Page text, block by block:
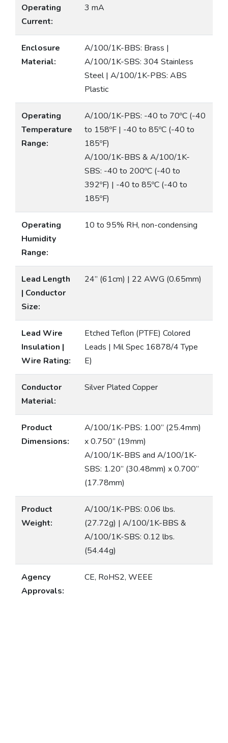
Operating
Current:
3 mA
Enclosure
Material:
A/100/1K-BBS: Brass |
A/100/1K-SBS: 304 Stainless
Steel | A/100/1K-PBS: ABS
Plastic
Operating
Temperature
Range:
A/100/1K-PBS: -40 to 70ºC (-40
to 158ºF | -40 to 85ºC (-40 to
185ºF)
A/100/1K-BBS & A/100/1K-
SBS: -40 to 200ºC (-40 to
392ºF) | -40 to 85ºC (-40 to
185ºF)
Operating
Humidity
Range:
10 to 95% RH, non-condensing
Lead Length
| Conductor
Size:
24” (61cm) | 22 AWG (0.65mm)
Lead Wire
Insulation |
Wire Rating:
Etched Teflon (PTFE) Colored
Leads | Mil Spec 16878/4 Type
E)
Conductor
Material:
Silver Plated Copper
Product
Dimensions:
A/100/1K-PBS: 1.00” (25.4mm)
x 0.750” (19mm)
A/100/1K-BBS and A/100/1K-
SBS: 1.20” (30.48mm) x 0.700”
(17.78mm)
Product
Weight:
A/100/1K-PBS: 0.06 lbs.
(27.72g) | A/100/1K-BBS &
A/100/1K-SBS: 0.12 lbs.
(54.44g)
Agency
Approvals:
CE, RoHS2, WEEE